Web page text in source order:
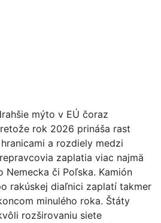
mýto v EÚ čoraz
rok 2026 prináša rast
a rozdiely medzi
zaplatia viac najmä
Nemecka či Poľska. Kamión
rakúskej diaľnici zaplatí takmer
minulého roka. Štáty
rozširovaniu siete